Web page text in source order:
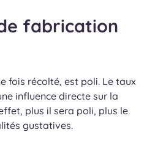
fabrication
fois récolté, est poli. Le taux
influence directe sur la
plus il sera poli, plus le
gustatives.